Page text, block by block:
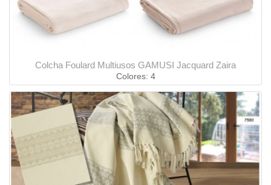
Colcha Foulard Multiusos GAMUSI Jacquard Zaira
Colores: 4